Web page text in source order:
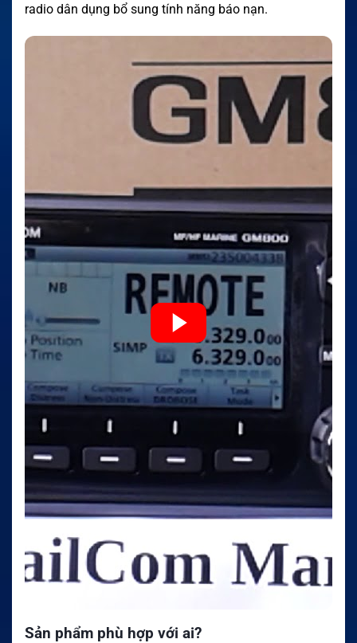
radio dân dụng bổ sung tính năng báo nạn.
Sản phẩm phù hợp với ai?